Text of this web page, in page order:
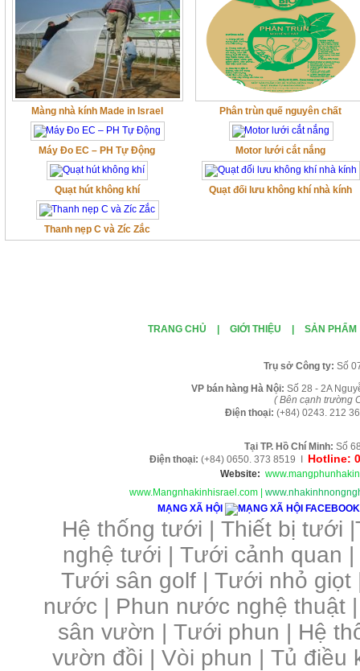
Màng nhà kính Made in Israel Phân trùn quế nguyên chất
Máy Đo EC – PH Tự Động Motor lưới cắt nắng
Quạt hút không khí Quạt đối lưu không khí nhà kính
Thanh nẹp C và Zíc Zắc
TRANG CHỦ GIỚI THIỆU SẢN PHẨM
Trụ sở Công ty: Số
VP bán hàng Hà Nội: Số 28 - 2A
( Bên cạnh trường
Điện thoại: (+84) 0243. 212
Tại TP. H ồ Chí Minh: Số
Điện thoại: (+84) 0650. 373 8519 I Hotline:
Website:
www.Mangnhakinhisrael.com
MẠNG XÃ HỘI
Hệ thống tưới | Thiết bị tưới |
nghệ tưới | Tưới cảnh quan |
Tưới sân golf |Tưới nhỏ giọt
nước | Phun nước nghệ thuật
sân vườn |Tưới phun | Hệ
vườn đồi | Vòi phun | Tủ điều